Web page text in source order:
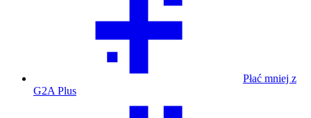
Płać mniej z
G2A Plus